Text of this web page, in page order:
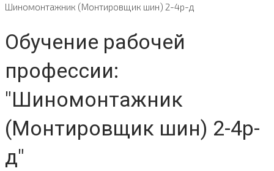
Шиномонтажник (Монтировщик шин) 2-4р-д
Обучение рабочей
профессии:
"Шиномонтажник
(Монтировщик шин) 2-4р-
д"